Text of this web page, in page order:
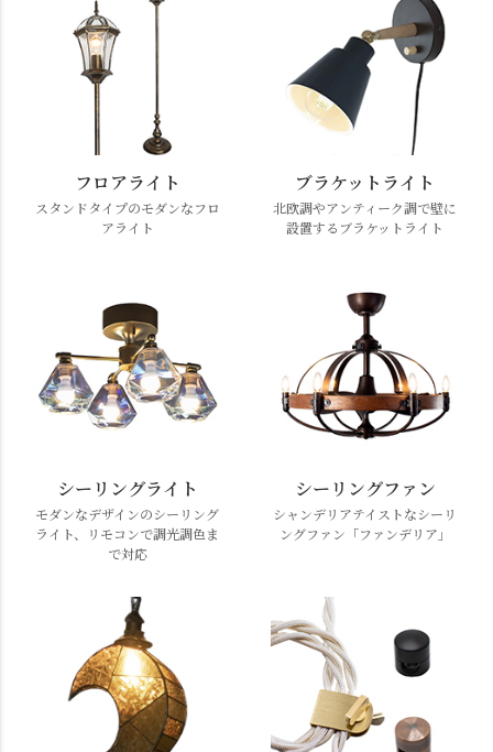
フロアライト
スタンドタイプのモダンなフロ
アライト
ブラケットライト
北欧調やアンティーク調で壁に
設置するブラケットライト
シーリングライト
モダンなデザインのシーリング
ライト、リモコンで調光調色ま
で対応
シーリングファン
シャンデリアテイストなシーリ
ングファン「ファンデリア」